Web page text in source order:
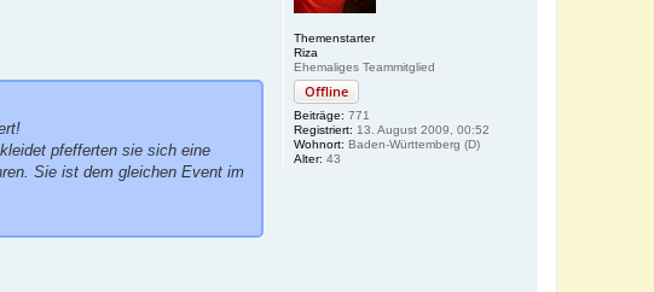
Themenstarter
Riza
Ehemaliges Teammitglied
Offline
Beiträge: 771
Registriert: 13. August 2009, 00:52
Wohnort: Baden-Württemberg (D)
Alter: 43
pfefferten sie sich eine
Sie ist dem gleichen Event im